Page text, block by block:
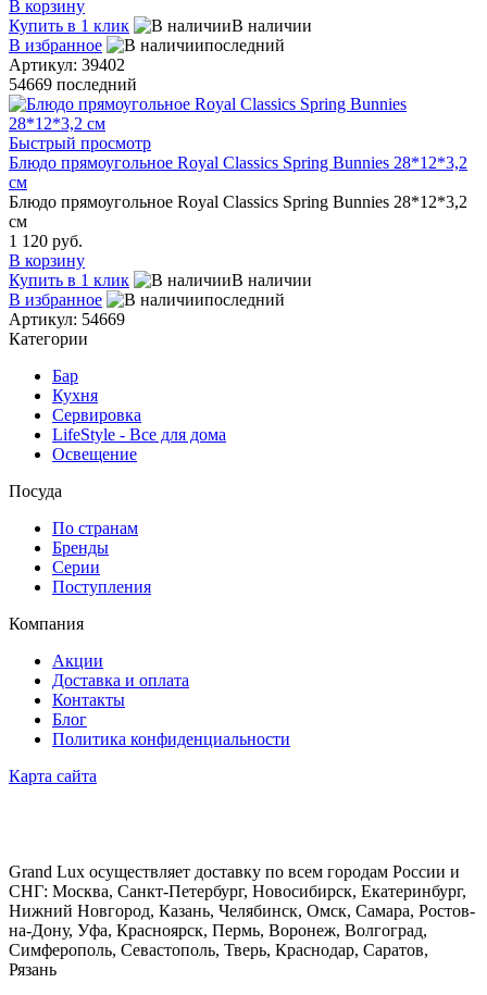
В корзину
Купить в 1 клик
В наличии
В избранное
последний
Артикул: 39402
54669 последний
Быстрый просмотр
Блюдо прямоугольное Royal Classics Spring Bunnies 28*12*3,2
см
Блюдо прямоугольное Royal Classics Spring Bunnies 28*12*3,2
см
1 120 руб.
В корзину
Купить в 1 клик
В наличии
В избранное
последний
Артикул: 54669
Категории
Бар
Кухня
Сервировка
LifeStyle - Все для дома
Освещение
Посуда
По странам
Бренды
Серии
Поступления
Компания
Акции
Доставка и оплата
Контакты
Блог
Политика конфиденциальности
Карта сайта
Grand Lux осуществляет доставку по всем городам России и
СНГ: Москва, Санкт-Петербург, Новосибирск, Екатеринбург,
Нижний Новгород, Казань, Челябинск, Омск, Самара, Ростов-
на-Дону, Уфа, Красноярск, Пермь, Воронеж, Волгоград,
Симферополь, Севастополь, Тверь, Краснодар, Саратов,
Рязань